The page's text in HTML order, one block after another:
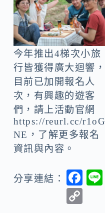
今年推出4梯次小旅
行皆獲得廣大迴響，
目前已加開報名人
次，有興趣的遊客
們，請上活動官網
https://reurl.cc/r1oG
NE，了解更多報名
資訊與內容。
分享連結：
F